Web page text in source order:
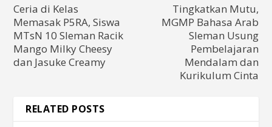
Ceria di Kelas
Memasak P5RA, Siswa
MTsN 10 Sleman Racik
Mango Milky Cheesy
dan Jasuke Creamy
Tingkatkan Mutu,
MGMP Bahasa Arab
Sleman Usung
Pembelajaran
Mendalam dan
Kurikulum Cinta
RELATED POSTS